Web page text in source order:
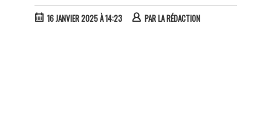
16 JANVIER 2025 À 14:23 PARLA RÉDACTION